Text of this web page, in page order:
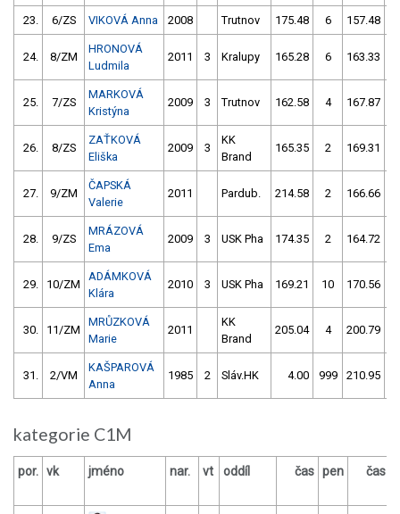
23. 6/ZS VIKOVÁ Anna 2008 Trutnov 175.48 6 157.48
24. 8/ZM
HRONOVÁ
Ludmila
2011 3 Kralupy 165.28 6 163.33
25. 7/ZS
MARKOVÁ
Kristýna
2009 3 Trutnov 162.58 4 167.87
26. 8/ZS
ZAŤKOVÁ
Eliška
2009 3
KK
Brand
165.35 2 169.31
27. 9/ZM
ČAPSKÁ
Valerie
2011 Pardub. 214.58 2 166.66
28. 9/ZS
MRÁZOVÁ
Ema
2009 3 USK Pha 174.35 2 164.72
29. 10/ZM
ADÁMKOVÁ
Klára
2010 3 USK Pha 169.21 10 170.56
30. 11/ZM
MRŮZKOVÁ
Marie
2011
KK
Brand
205.04 4 200.79
31. 2/VM
KAŠPAROVÁ
Anna
1985 2 Sláv.HK 4.00 999 210.95
kategorie C1M
por. vk jméno nar. vt oddíl čas pen čas